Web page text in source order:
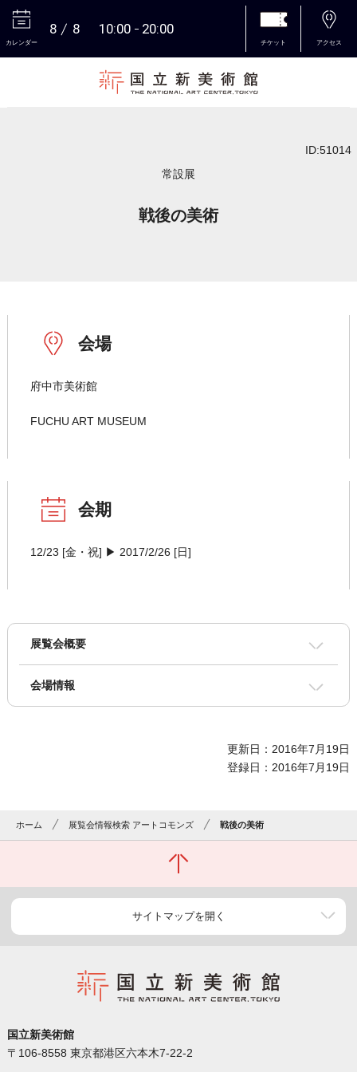
カレンダー
8 8 10:00 20:00
チケット アクセス
ID:51014
常設展
戦後の美術
会場
府中市美術館
FUCHU ART MUSEUM
会期
12/23 [金・祝] ▶ 2017/2/26 [日]
展覧会概要
会場情報
更新日：2016年7月19日
登録日：2016年7月19日
ホーム 展覧会情報検索 アートコモンズ 戦後の美術
サイトマップを開く
国立新美術館
〒106-8558 東京都港区六本木7-22-2